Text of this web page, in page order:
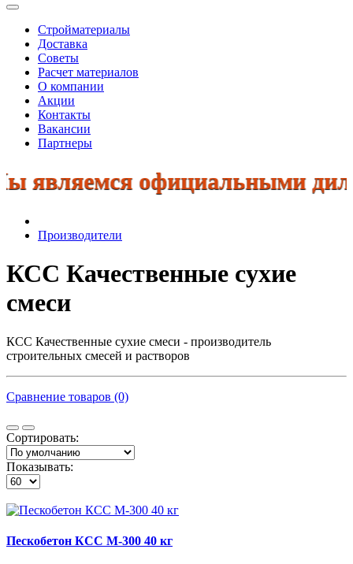
Стройматериалы
Доставка
Советы
Расчет материалов
О компании
Акции
Контакты
Вакансии
Партнеры
являемся официальными
Производители
КСС Качественные сухие
смеси
КСС Качественные сухие смеси - производитель
строительных смесей и растворов
Сравнение товаров (0)
Сортировать:
Показывать:
Пескобетон КСС М-300 40 кг